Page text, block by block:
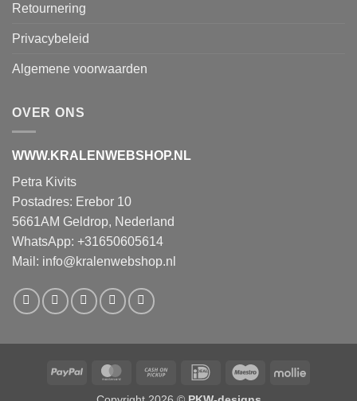
Retournering
Privacybeleid
Algemene voorwaarden
OVER ONS
WWW.KRALENWEBSHOP.NL
Petra Kivits
Postadres: Erebor 10
5661AM Geldrop, Nederland
WhatsApp: +31650605614
Mail: info@kralenwebshop.nl
PayPal MasterCardCash
IDeal Maestro Mollie